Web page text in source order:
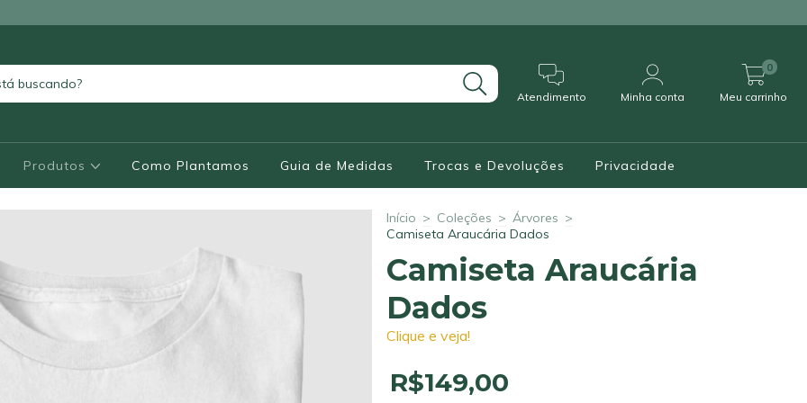
Atendimento Minha conta Meu carrinho
0
Produtos Como Plantamos Guia de Medidas Trocas e Devoluções Privacidade
Início > Coleções > Árvores >
Camiseta Araucária Dados
Camiseta Araucária
Dados
Clique e veja!
R$149,00